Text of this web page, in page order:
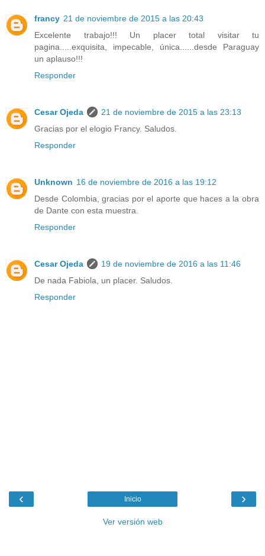
francy 21 de noviembre de 2015 a las 20:43
Excelente trabajo!!! Un placer total visitar tu
pagina.....exquisita, impecable, única......desde Paraguay
un aplauso!!!
Responder
Cesar Ojeda
21 de noviembre de 2015 a las 23:13
Gracias por el elogio Francy. Saludos.
Responder
Unknown 16 de noviembre de 2016 a las 19:12
Desde Colombia, gracias por el aporte que haces a la obra
de Dante con esta muestra.
Responder
Cesar Ojeda
19 de noviembre de 2016 a las 11:46
De nada Fabiola, un placer. Saludos.
Responder
‹ ›
Inicio
Ver versión web